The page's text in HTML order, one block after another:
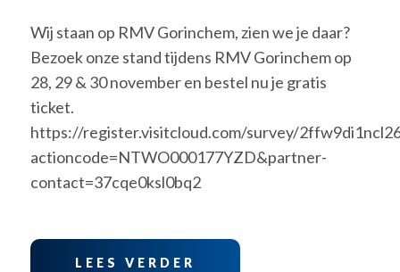
Wij staan op RMV Gorinchem, zien we je daar?
Bezoek onze stand tijdens RMV Gorinchem op
28, 29 & 30 november en bestel nu je gratis
ticket.
https://register.visitcloud.com/survey/
actioncode=NTWO000177YZD&partner-
contact=37cqe0ksl0bq2
LEES VERDER